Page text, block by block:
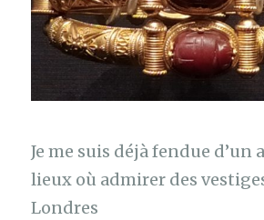
Je me suis déjà fendue d’un
lieux où admirer des
Londres